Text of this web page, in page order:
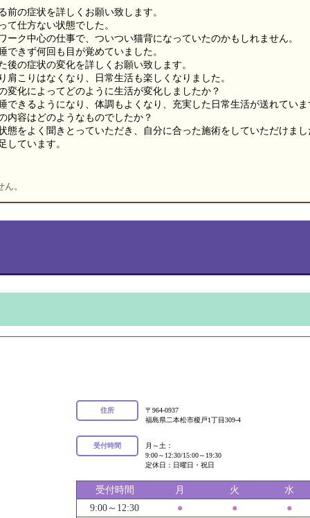
前の症状を詳しくお願い致します。
て仕方ない状態でした。
ーク中心の仕事で、ついつい猫背になっていたのかもしれません。
できず何回も目が覚めていました。
後の症状の変化を詳しくお願い致します。
肩こりはなくなり、日常生活も楽しくなりました。
変化によってどのように生活が変化しましたか？
できるようになり、体調もよくなり、充実した日常生活が送れていま
内容はどのようなものでしたか？
態をよく聞きとっていただき、自分に合った施術をしていただけまし
しています。
。
住所
〒964-0937
福島県二本松市榎戸1丁目309-4
受付時間
月～土：
9:00～12:30/15:00～19:30
定休日：日曜日・祝日
受付時間 月 火 水
9:00～12:30
● ● ●